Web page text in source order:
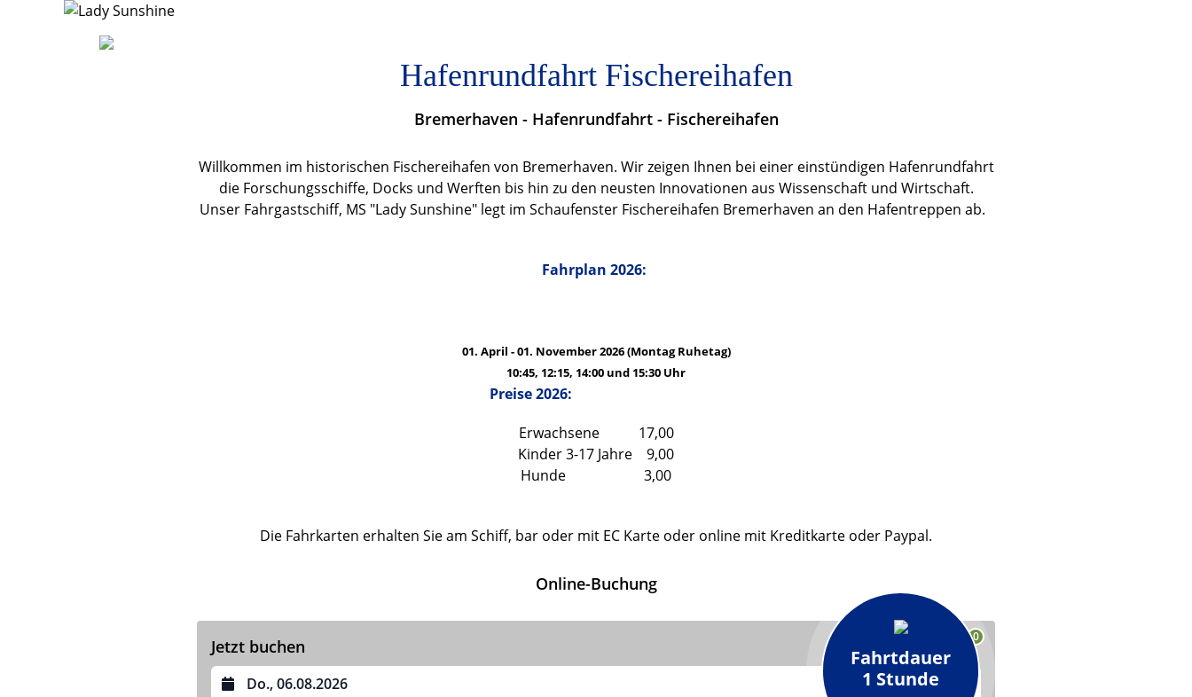
Fahrtdauer
1 Stunde
Hafenrundfahrt Fischereihafen
Bremerhaven - Hafenrundfahrt - Fischereihafen
Willkommen im historischen Fischereihafen von Bremerhaven. Wir zeigen Ihnen bei einer einstündigen Hafenrundfahrt
die Forschungsschiffe, Docks und Werften bis hin zu den neusten Innovationen aus Wissenschaft und Wirtschaft.
Unser Fahrgastschiff, MS "Lady Sunshine" legt im Schaufenster Fischereihafen Bremerhaven an den Hafentreppen ab.
Fahrplan 2026:
01. April - 01. November 2026 (Montag Ruhetag)
10:45, 12:15, 14:00 und 15:30 Uhr
Preise 2026:
Erwachsene 17,00
Kinder 3-17 Jahre 9,00
Hunde 3,00
Die Fahrkarten erhalten Sie am Schiff, bar oder mit EC Karte oder online mit Kreditkarte oder Paypal.
Online-Buchung
Jetzt buchen 0
Datum auswählen